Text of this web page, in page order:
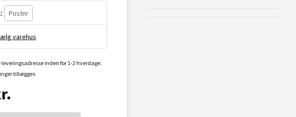
varehus
inden for 1-2 hverdage.
tillægges